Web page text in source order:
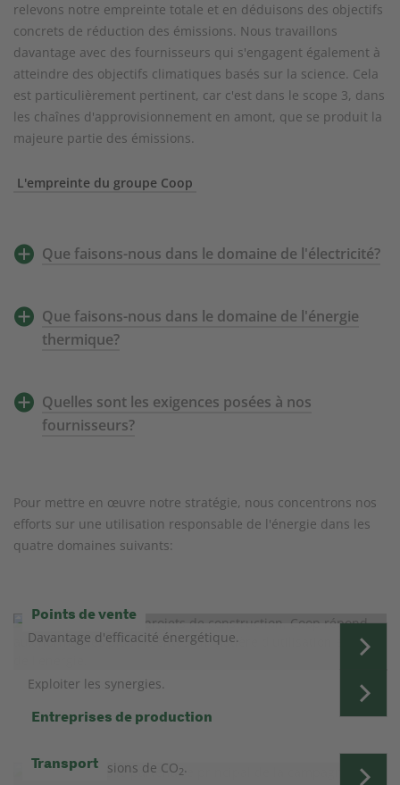
relevons notre empreinte totale et en déduisons des objectifs
concrets de réduction des émissions. Nous travaillons
davantage avec des fournisseurs qui s'engagent également à
atteindre des objectifs climatiques basés sur la science. Cela
est particulièrement pertinent, car c'est dans le scope 3, dans
les chaînes d'approvisionnement en amont, que se produit la
majeure partie des émissions.
L'empreinte du groupe Coop
Que faisons-nous dans le domaine de l'électricité?
Que faisons-nous dans le domaine de l'énergie
thermique?
Quelles sont les exigences posées à nos
fournisseurs?
Pour mettre en œuvre notre stratégie, nous concentrons nos
efforts sur une utilisation responsable de l'énergie dans les
quatre domaines suivants:
Points de vente
Davantage d'efficacité énergétique.
Entreprises de production
Exploiter les synergies.
Transport
Moins d'émissions de CO2.